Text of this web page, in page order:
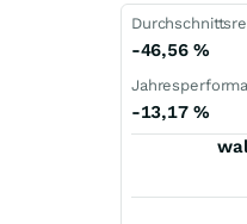
-46,56 %
-13,17 %